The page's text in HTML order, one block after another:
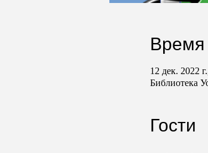
Время
12 дек. 2022
Библиотека
Гости